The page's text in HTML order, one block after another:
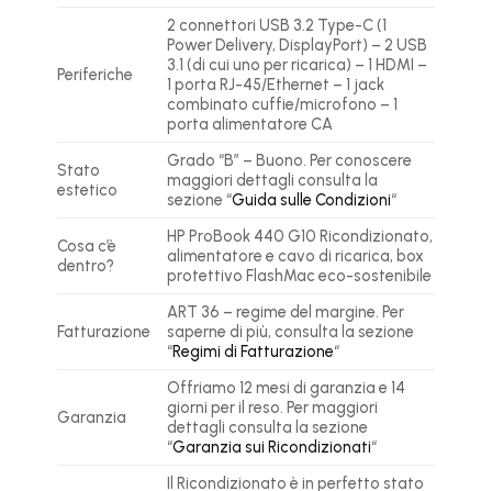
Periferiche
2 connettori USB 3.2 Type-C (1
Power Delivery, DisplayPort) – 2 USB
3.1 (di cui uno per ricarica) – 1 HDMI –
1 porta RJ-45/Ethernet – 1 jack
combinato cuffie/microfono – 1
porta alimentatore CA
Stato
estetico
Grado “B” – Buono. Per conoscere
maggiori dettagli consulta la
sezione “Guida sulle Condizioni“
Cosa c’è
dentro?
HP ProBook 440 G10 Ricondizionato,
alimentatore e cavo di ricarica, box
protettivo FlashMac eco-sostenibile
Fatturazione
ART 36 – regime del margine. Per
saperne di più, consulta la sezione
“Regimi di Fatturazione“
Garanzia
Offriamo 12 mesi di garanzia e 14
giorni per il reso. Per maggiori
dettagli consulta la sezione
“Garanzia sui Ricondizionati“
Il Ricondizionato è in perfetto stato